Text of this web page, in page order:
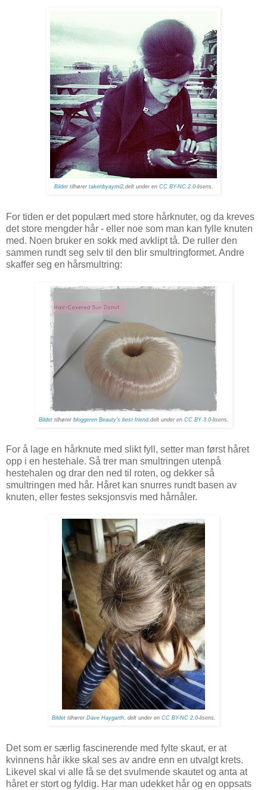
Bildettilhører takenbyaymi2,delt under en CC BY-NC 2.0-lisens.
For tiden er det populært med store hårknuter, og da kreves
det store mengder hår - eller noe som man kan fylle knuten
med. Noen bruker en sokk med avklipt tå. De ruller den
sammen rundt seg selv til den blir smultringformet. Andre
skaffer seg en hårsmultring:
Bildettilhører bloggeren Beauty's best friend,delt under en CC BY 3.0-lisens.
For å lage en hårknute med slikt fyll, setter man først håret
opp i en hestehale. Så trer man smultringen utenpå
hestehalen og drar den ned til roten, og dekker så
smultringen med hår. Håret kan snurres rundt basen av
knuten, eller festes seksjonsvis med hårnåler.
Bildettilhører Dave Haygarth, delt under en CC BY-NC 2.0-lisens.
Det som er særlig fascinerende med fylte skaut, er at
kvinnens hår ikke skal ses av andre enn en utvalgt krets.
Likevel skal vi alle få se det svulmende skautet og anta at
håret er stort og fyldig. Har man udekket hår og en oppsats